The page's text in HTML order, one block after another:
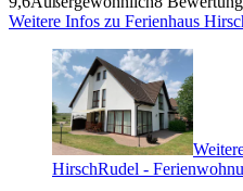
Weitere Infos zu Ferienhaus
HirschRudel -